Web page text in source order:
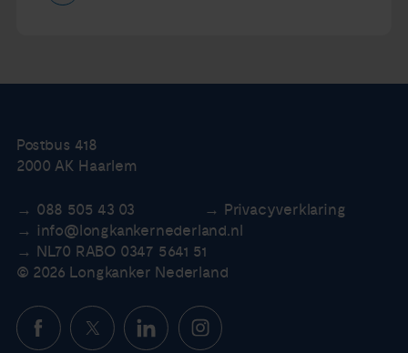
Postbus 418
2000 AK Haarlem
088 505 43 03
Privacyverklaring
info@longkankernederland.nl
NL70 RABO 0347 5641 51
© 2026 Longkanker Nederland